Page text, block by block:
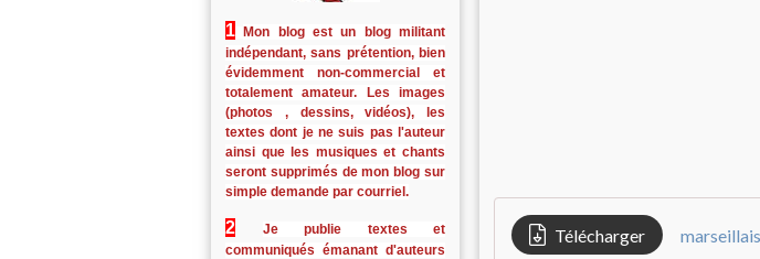
1
Mon blog est un blog militant
indépendant, sans prétention, bien
évidemment non-commercial et
totalement amateur. Les images
(photos , dessins, vidéos), les
textes dont je ne suis pas l'auteur
ainsi que les musiques et chants
seront supprimés de mon blog sur
simple demande par courriel.
2
Je publie textes et
communiqués émanant d'auteurs
Télécharger